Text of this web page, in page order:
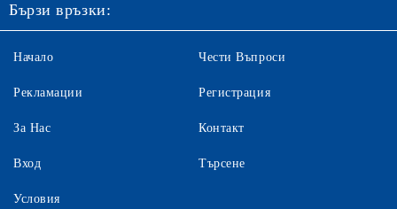
Бързи връзки:
Начало
Рекламации
За Нас
Вход
Чести Въпроси
Регистрация
Контакт
Търсене
Условия